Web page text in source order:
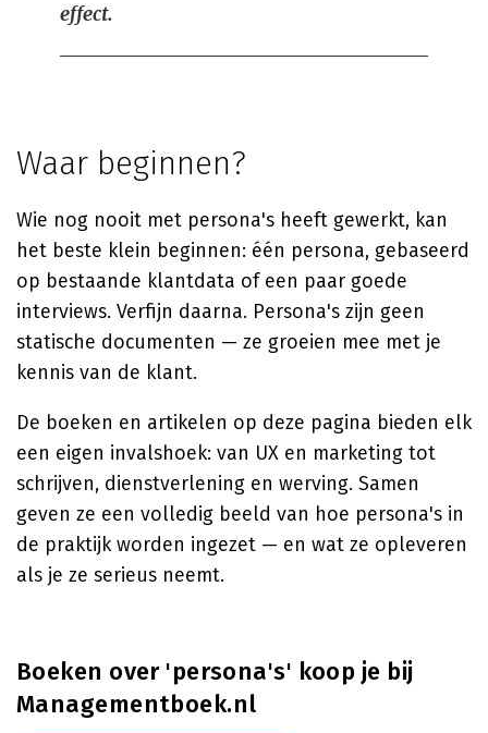
effect.
Waar beginnen?
Wie nog nooit met persona's heeft gewerkt, kan
het beste klein beginnen: één persona, gebaseerd
op bestaande klantdata of een paar goede
interviews. Verfijn daarna. Persona's zijn geen
statische documenten — ze groeien mee met je
kennis van de klant.
De boeken en artikelen op deze pagina bieden elk
een eigen invalshoek: van UX en marketing tot
schrijven, dienstverlening en werving. Samen
geven ze een volledig beeld van hoe persona's in
de praktijk worden ingezet — en wat ze opleveren
als je ze serieus neemt.
Boeken over 'persona's' koop je bij
Managementboek.nl